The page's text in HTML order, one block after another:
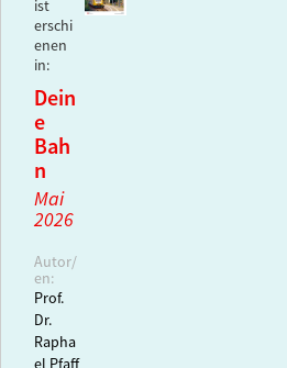
ist
erschi
enen
in:
Dein
e
Bah
n
Mai
2026
Autor/
en:
Prof.
Dr.
Rapha